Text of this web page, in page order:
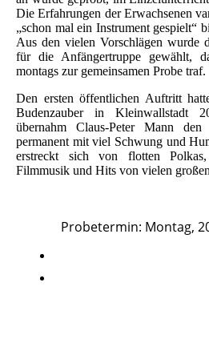
Die Erfahrungen der Erwachsenen
„schon mal ein Instrument gespielt“
Aus den vielen Vorschlägen wurde
für die Anfängertruppe gewählt,
montags zur gemeinsamen Probe traf.
Den ersten öffentlichen Auftritt
Budenzauber in Kleinwallstadt
übernahm Claus-Peter Mann
permanent mit viel Schwung und
erstreckt sich von flotten
Filmmusik und Hits von vielen
Probetermin: Montag,